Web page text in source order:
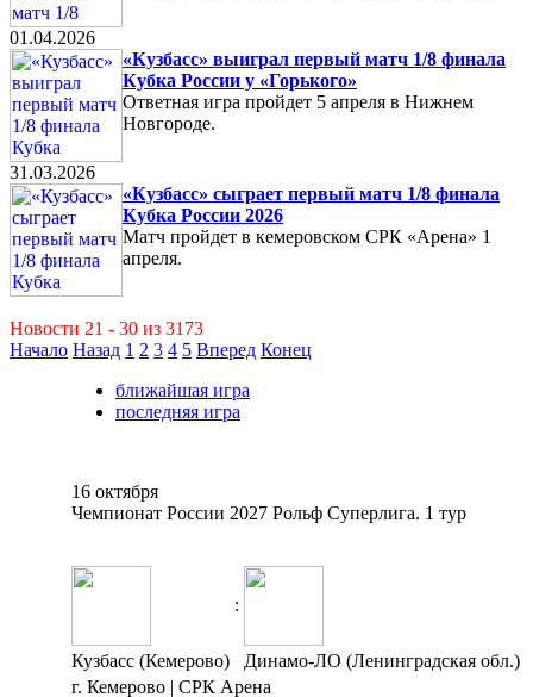
01.04.2026
«Кузбасс» выиграл первый матч 1/8 финала
Кубка России у «Горького»
Ответная игра пройдет 5 апреля в Нижнем
Новгороде.
31.03.2026
«Кузбасс» сыграет первый матч 1/8 финала
Кубка России 2026
Матч пройдет в кемеровском СРК «Арена» 1
апреля.
Новости 21 - 30 из 3173
Начало Назад 1 2 3 4 5 Вперед Конец
ближайшая игра
последняя игра
16 октября
Чемпионат России 2027 Рольф Суперлига. 1 тур
:
Кузбасс (Кемерово)
Динамо-ЛО (Ленинградская обл.)
г. Кемерово | СРК Арена